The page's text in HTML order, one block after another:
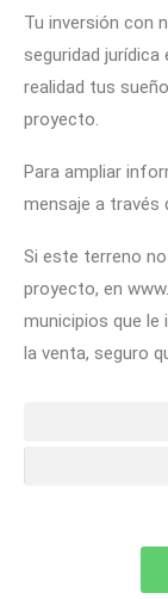
Tu inversión con
seguridad jurídica
realidad tus
proyecto.
Para ampliar
mensaje a través
Si este terreno
proyecto, en
municipios que
la venta, seguro